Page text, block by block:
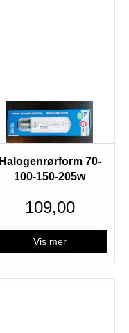
Halogenrørform 70-
100-150-205w
109,00
Vis mer